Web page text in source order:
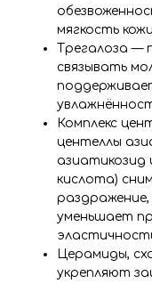
мягкость
Трегалоза —
связывать
Комплекс
центеллы
азиатикозид
кислота)
раздражение,
уменьшает
Церамиды,
укрепляют